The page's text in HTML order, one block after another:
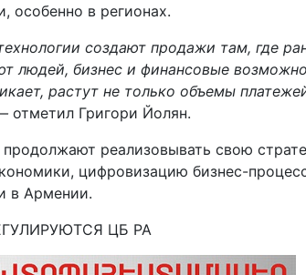
особенно в регионах.
создают продажи там, где
людей, бизнес и финансовые
растут не только объемы
отметил Григори Йолян.
продолжают реализовывать свою
цифровизацию бизнес-
в Армении.
ЦБ РА